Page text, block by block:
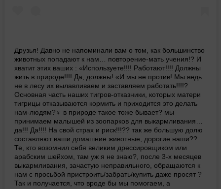
Друзья! Давно не напоминали вам о том, как большинство
животных попадают к нам… повторение-мать учения!? И
хватит этих ваших : «Используете!!!! Работают!!!! Должны
жить в природе!!!! Да, должны! «И мы не против! Мы ведь
не в лесу их вылавливаем и заставляем работать!!!!?
Основная часть наших тигров-отказники, которых матери
тигрицы отказываются кормить и приходится это делать
нам-людям?‍♀ в природе такое тоже бывает? мы
принимаем малышей из зоопарков для выкармливания…
да!!! Да!!!! На свой страх и риск!!!?? так же большую долю
составляют ваши домашние животные, дорогие наши??
Те, кто возомнил себя великим дрессировщиком или
арабским шейхом, там уж я не знаю?, после 3-х месяцев
выкармливания, зачастую неправильного, обращаются к
нам с просьбой пристроить/забрать/купить даже просят ?
Так и получается, что вроде бы мы помогаем, а